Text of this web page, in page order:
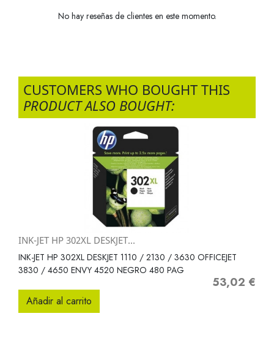
No hay reseñas de clientes en este momento.
CUSTOMERS WHO BOUGHT THIS
PRODUCT ALSO BOUGHT:
INK-JET HP 302XL DESKJET...
INK-JET HP 302XL DESKJET 1110 / 2130 / 3630 OFFICEJET
3830 / 4650 ENVY 4520 NEGRO 480 PAG
Precio
53,02 €
Añadir al carrito